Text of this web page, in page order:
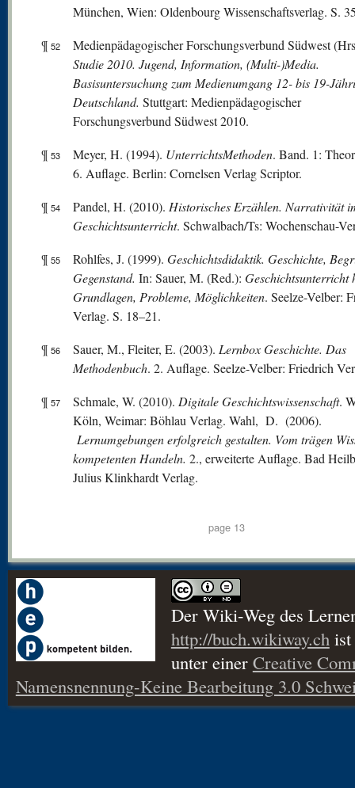
München, Wien: Oldenbourg Wissenschaftsverlag. S.
¶ 52
Medienpädagogischer Forschungsverbund Südwest
Studie 2010. Jugend, Information, (Multi-)Media.
Basisuntersuchung zum Medienumgang 12- bis 19-
Deutschland. Stuttgart: Medienpädagogischer
Forschungsverbund Südwest 2010.
¶ 53 Meyer, H. (1994). UnterrichtsMethoden. Band. 1:
6. Auflage. Berlin: Cornelsen Verlag Scriptor.
¶ 54 Pandel, H. (2010). Historisches Erzählen. Narrativität
Geschichtsunterricht. Schwalbach/Ts: Wochenschau-
¶ 55 Rohlfes, J. (1999). Geschichtsdidaktik. Geschichte,
Gegenstand. In: Sauer, M. (Red.): Geschichtsunterricht
Grundlagen, Probleme, Möglichkeiten. Seelze-Velber:
Verlag. S. 18–21.
¶ 56 Sauer, M., Fleiter, E. (2003). Lernbox Geschichte. Das
Methodenbuch. 2. Auflage. Seelze-Velber: Friedrich
¶ 57 Schmale, W. (2010). Digitale Geschichtswissenschaft.
Köln, Weimar: Böhlau Verlag. Wahl, D. (2006).
Lernumgebungen erfolgreich gestalten. Vom trägen
kompetenten Handeln. 2., erweiterte Auflage. Bad
Julius Klinkhardt Verlag.
page 13
Der Wiki-Weg des
http://buch.wikiway.chist
unter einer Creative
Namensnennung-Keine Bearbeitung 3.0